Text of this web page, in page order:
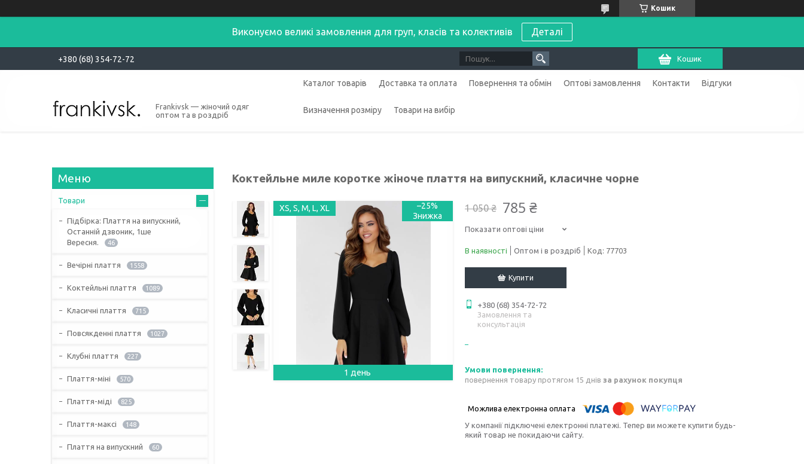
Кошик
Виконуємо великі замовлення для груп, класів та колективів Деталі
+380 (68) 354-72-72 Кошик
Frankivsk — жіночий одяг
оптом та в роздріб
Каталог товарів Доставка та оплата Повернення та обмін Оптові замовлення Контакти Відгуки
Визначення розміру Товари на вибір
Коктейльне миле коротке жіноче плаття на випускний, класичне чорне
XS, S, M, L, XL –25%
1 день
1 050 ₴ 785 ₴
Показати оптові ціни
В наявності Оптом і в роздріб Код: 77703
Купити
+380 (68) 354-72-72
Замовлення та
консультація
повернення товару протягом 15 днів за рахунок покупця
У компанії підключені електронні платежі. Тепер ви можете купити будь-
який товар не покидаючи сайту.
Товари
Підбірка: Плаття на випускний,
Останній дзвоник, 1ше
Вересня.
46
Вечірні плаття 1558
Коктейльні плаття 1089
Класичні плаття 715
Повсякденні плаття 1027
Клубні плаття 227
Плаття-міні 570
Плаття-міді 825
Плаття-максі 148
Плаття на випускний 60